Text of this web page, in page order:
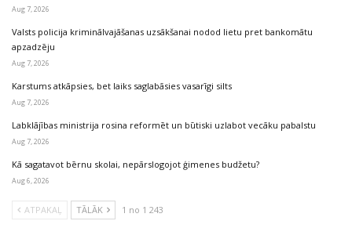
Aug 7, 2026
Valsts policija kriminālvajāšanas uzsākšanai nodod lietu pret bankomātu
apzadzēju
Aug 7, 2026
Karstums atkāpsies, bet laiks saglabāsies vasarīgi silts
Aug 7, 2026
Labklājības ministrija rosina reformēt un būtiski uzlabot vecāku pabalstu
Aug 7, 2026
Kā sagatavot bērnu skolai, nepārslogojot ģimenes budžetu?
Aug 6, 2026
ATPAKAĻ TĀLĀK 1 no 1 243